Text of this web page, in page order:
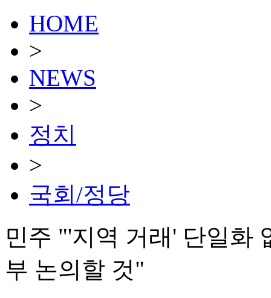
HOME
>
NEWS
>
정치
>
국회/정당
민주 "'지역 거래' 단일화
부 논의할 것"